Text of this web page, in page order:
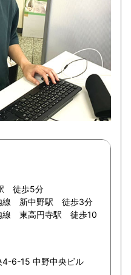
徒歩5分
線 新中野駅 徒歩3分
線 東高円寺駅 徒歩10
4-6-15 中野中央ビル